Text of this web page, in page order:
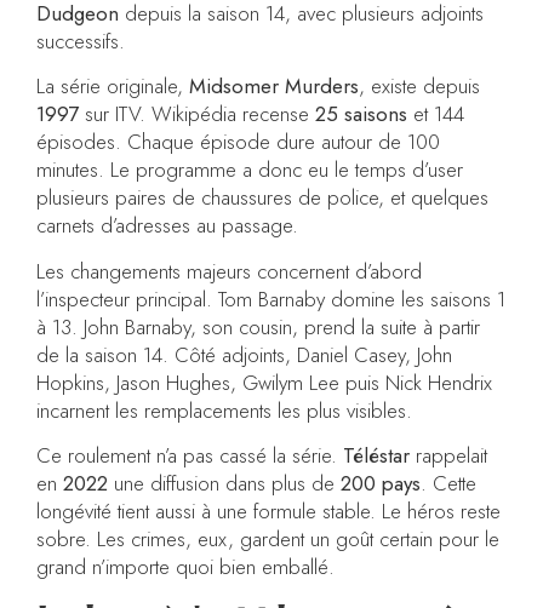
Dudgeon depuis la saison 14, avec plusieurs adjoints
successifs.
La série originale, Midsomer Murders, existe depuis
1997 sur ITV. Wikipédia recense 25 saisons et 144
épisodes. Chaque épisode dure autour de 100
minutes. Le programme a donc eu le temps d’user
plusieurs paires de chaussures de police, et quelques
carnets d’adresses au passage.
Les changements majeurs concernent d’abord
l’inspecteur principal. Tom Barnaby domine les saisons 1
à 13. John Barnaby, son cousin, prend la suite à partir
de la saison 14. Côté adjoints, Daniel Casey, John
Hopkins, Jason Hughes, Gwilym Lee puis Nick Hendrix
incarnent les remplacements les plus visibles.
Ce roulement n’a pas cassé la série. Téléstar rappelait
en 2022 une diffusion dans plus de 200 pays. Cette
longévité tient aussi à une formule stable. Le héros reste
sobre. Les crimes, eux, gardent un goût certain pour le
grand n’importe quoi bien emballé.